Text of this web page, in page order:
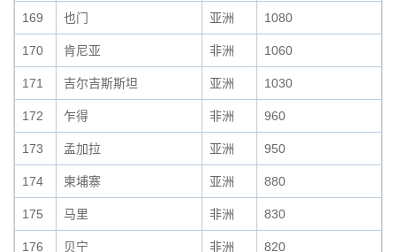
169 也门 亚洲 1080
170 肯尼亚 非洲 1060
171 吉尔吉斯斯坦 亚洲 1030
172 乍得 非洲 960
173 孟加拉 亚洲 950
174 柬埔寨 亚洲 880
175 马里 非洲 830
176 贝宁 非洲 820